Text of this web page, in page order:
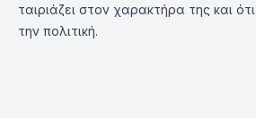
ταιριάζει στον χαρακτήρα της και
την πολιτική.